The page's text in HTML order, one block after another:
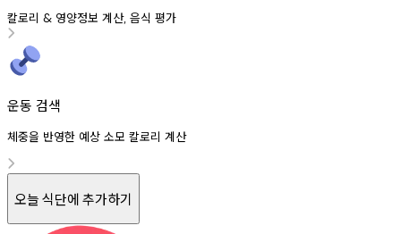
칼로리 & 영양정보 계산, 음식 평가
운동 검색
체중을 반영한 예상 소모 칼로리 계산
오늘 식단에 추가하기